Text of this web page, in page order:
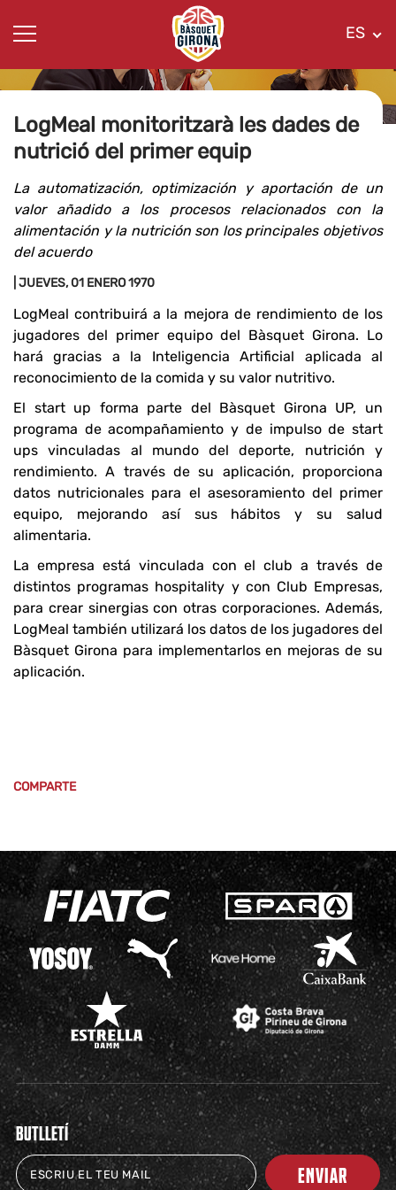
ES
LogMeal monitoritzarà les dades de
nutrició del primer equip
La automatización, optimización y aportación de un
valor añadido a los procesos relacionados con la
alimentación y la nutrición son los principales objetivos
del acuerdo
| JUEVES, 01 ENERO 1970
LogMeal contribuirá a la mejora de rendimiento de los
jugadores del primer equipo del Bàsquet Girona. Lo
hará gracias a la Inteligencia Artificial aplicada al
reconocimiento de la comida y su valor nutritivo.
El start up forma parte del Bàsquet Girona UP, un
programa de acompañamiento y de impulso de start
ups vinculadas al mundo del deporte, nutrición y
rendimiento. A través de su aplicación, proporciona
datos nutricionales para el asesoramiento del primer
equipo, mejorando así sus hábitos y su salud
alimentaria.
La empresa está vinculada con el club a través de
distintos programas hospitality y con Club Empresas,
para crear sinergias con otras corporaciones. Además,
LogMeal también utilizará los datos de los jugadores del
Bàsquet Girona para implementarlos en mejoras de su
aplicación.
COMPARTE
BUTLLETÍ
ENVIAR